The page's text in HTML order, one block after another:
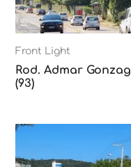
Front Light
Rod. Admar
(93)